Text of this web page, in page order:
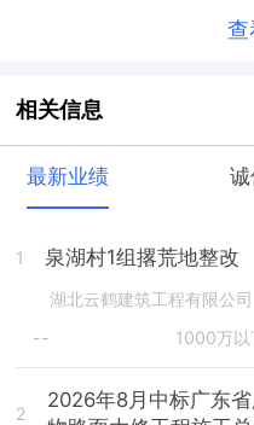
查
相关信息
最新业绩
1 泉湖村1组撂荒地整改
湖北云鹤建筑工程有限公司
--
1000万以
2
2026年8月中标广东